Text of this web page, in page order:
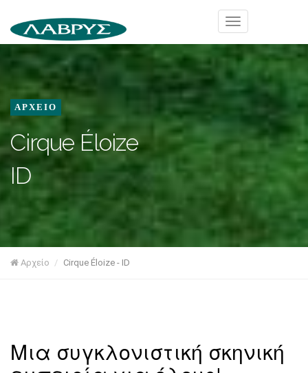
ΑΡΧΕΙΟ
Cirque Éloize
ID
Αρχείο Cirque Éloize - ID
Μια συγκλονιστική σκηνική